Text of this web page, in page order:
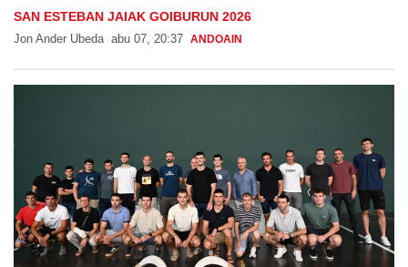
SAN ESTEBAN JAIAK GOIBURUN 2026
Jon Ander Ubeda abu 07, 20:37 ANDOAIN